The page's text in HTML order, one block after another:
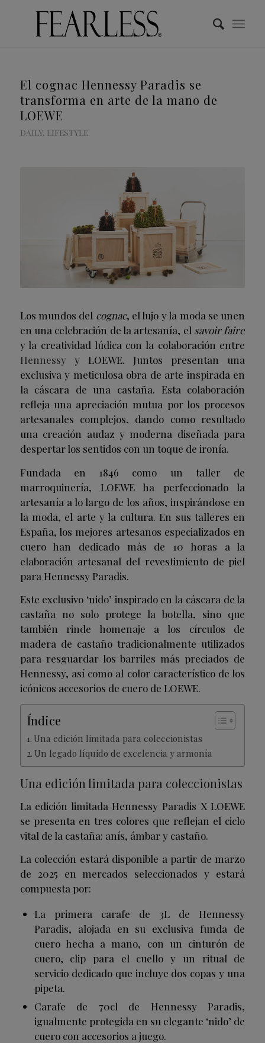
El cognac Hennessy Paradis se
transforma en arte de la mano de
LOEWE
DAILY, LIFESTYLE
Los mundos del cognac, el lujo y la moda se unen
en una celebración de la artesanía, el savoir faire
y la creatividad lúdica con la colaboración entre
Hennessyy LOEWE. Juntos presentan una
exclusiva y meticulosa obra de arte inspirada en
la cáscara de una castaña. Esta colaboración
refleja una apreciación mutua por los procesos
artesanales complejos, dando como resultado
una creación audaz y moderna diseñada para
despertar los sentidos con un toque de ironía.
Fundada en 1846 como un taller de
marroquinería, LOEWE ha perfeccionado la
artesanía a lo largo de los años, inspirándose en
la moda, el arte y la cultura. En sus talleres en
España, los mejores artesanos especializados en
cuero han dedicado más de 10 horas a la
elaboración artesanal del revestimiento de piel
para Hennessy Paradis.
Este exclusivo ‘nido’ inspirado en la cáscara de la
castaña no solo protege la botella, sino que
también rinde homenaje a los círculos de
madera de castaño tradicionalmente utilizados
para resguardar los barriles más preciados de
Hennessy, así como al color característico de los
icónicos accesorios de cuero de LOEWE.
Índice
Una edición limitada para coleccionistas
Un legado líquido de excelencia y armonía
Una edición limitada para coleccionistas
La edición limitada Hennessy Paradis X LOEWE
se presenta en tres colores que reflejan el ciclo
vital de la castaña: anís, ámbar y castaño.
La colección estará disponible a partir de marzo
de 2025 en mercados seleccionados y estará
compuesta por:
La primera carafe de 3L de Hennessy
Paradis, alojada en su exclusiva funda de
cuero hecha a mano, con un cinturón de
cuero, clip para el cuello y un ritual de
servicio dedicado que incluye dos copas y una
pipeta.
Carafe de 70cl de Hennessy Paradis,
igualmente protegida en su elegante ‘nido’ de
cuero con accesorios a juego.